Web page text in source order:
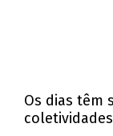
Os dias têm